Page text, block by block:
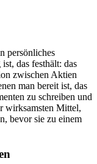
persönliches
das festhält: das
zwischen Aktien
man bereit ist, das
zu schreiben und
wirksamsten Mittel,
bevor sie zu einem